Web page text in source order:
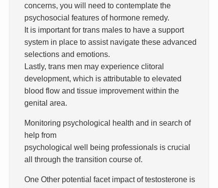
concerns, you will need to contemplate the
psychosocial features of hormone remedy.
It is important for trans males to have a support
system in place to assist navigate these advanced
selections and emotions.
Lastly, trans men may experience clitoral
development, which is attributable to elevated
blood flow and tissue improvement within the
genital area.
Monitoring psychological health and in search of
help from
psychological well being professionals is crucial
all through the transition course of.
One Other potential facet impact of testosterone is